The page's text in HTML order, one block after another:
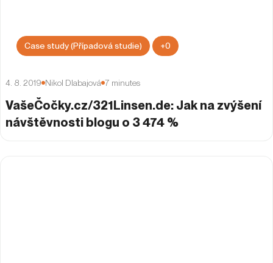
4. 8. 2019 Nikol Dlabajová 7 minutes
VašeČočky.cz/321Linsen.de: Jak na zvýšení
návštěvnosti blogu o 3 474 %
Case study (Případová studie) +0